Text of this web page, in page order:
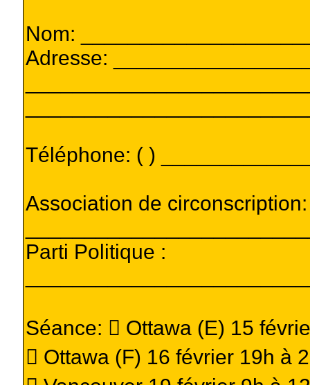
Nom:
Adresse:
Téléphone: ( )
Association de circonscription:
Parti Politique :
Séance:  Ottawa (E) 15
 Ottawa (F) 16 février 19h à